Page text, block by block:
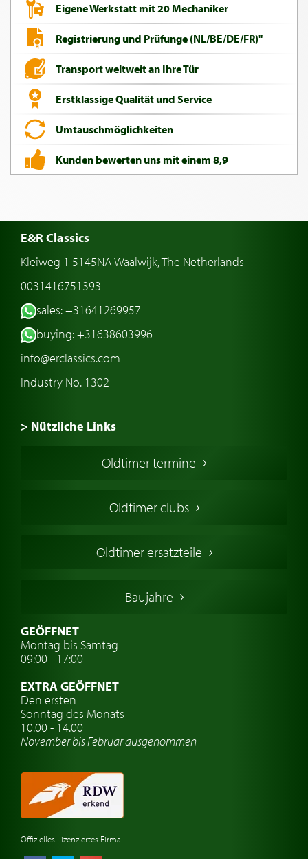
Eigene Werkstatt mit 20 Mechaniker
Registrierung und Prüfunge (NL/BE/DE/FR)"
Transport weltweit an Ihre Tür
Erstklassige Qualität und Service
Umtauschmöglichkeiten
Kunden bewerten uns mit einem 8,9
E&R Classics
Kleiweg 1 5145NA Waalwijk, The Netherlands
0031416751393
sales: +31641269957
buying: +31638603996
info@erclassics.com
Industry No. 1302
> Nützliche Links
Oldtimers in Europa
Englische Oldtimer
Deutsche Oldtimer
Schwedische Oldtimer
Oldtimer mit h-kennzeichen
Auto Oldtimer Markt
Oldtimer-Versicherung
Oldtimer-Clubs
Oldtimer-Reisen
Automarken uhren
Oldtimer termine
Oldtimer clubs
Oldtimer ersatzteile
Baujahre
GEÖFFNET
Montag bis Samtag
09:00 - 17:00
EXTRA GEÖFFNET
Den ersten
Sonntag des Monats
10.00 - 14.00
November bis Februar ausgenommen
Offizielles Lizenziertes Firma